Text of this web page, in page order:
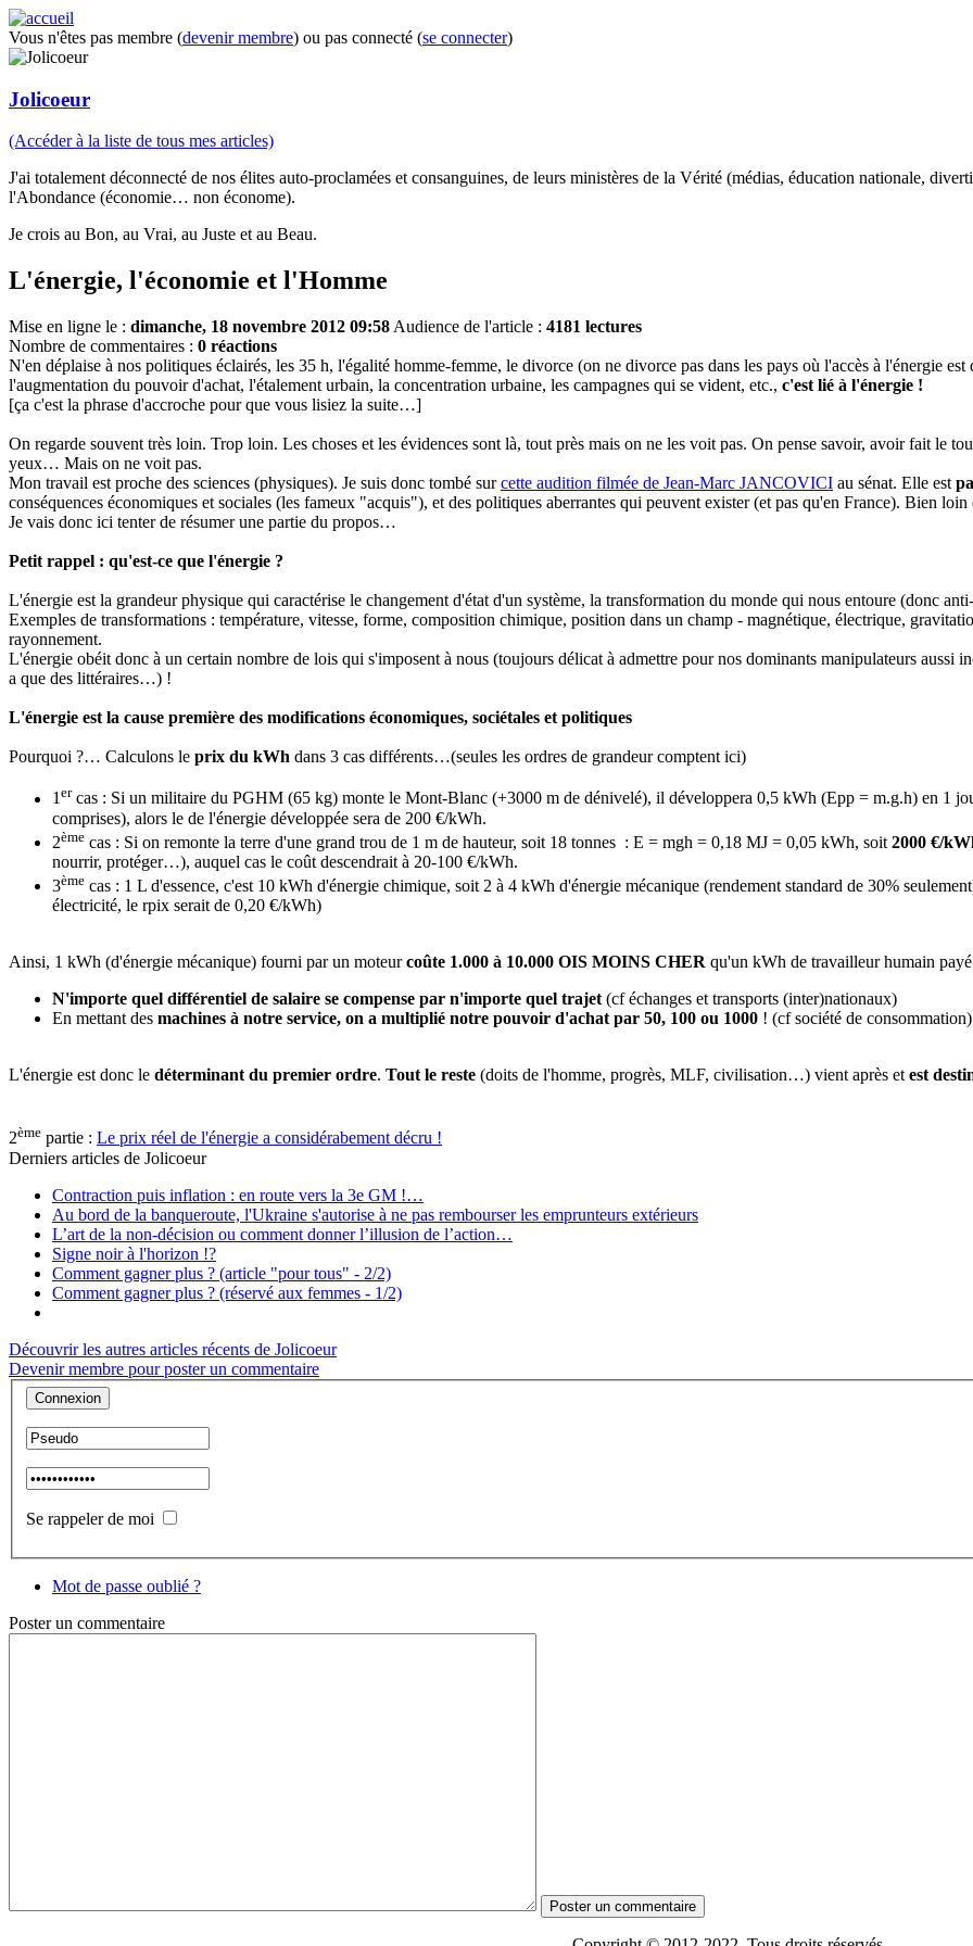
Vous n'êtes pas membre (devenir membre) ou pas connecté (se connecter)
Jolicoeur
(Accéder à la liste de tous mes articles)
J'ai totalement déconnecté de nos élites auto-proclamées et consanguines, de leurs ministères de la Vérité (médias, éducation nationale,
l'Abondance (économie… non économe).
Je crois au Bon, au Vrai, au Juste et au Beau.
L'énergie, l'économie et l'Homme
Mise en ligne le : dimanche, 18 novembre 2012 09:58 Audience de l'article : 4181 lectures
Nombre de commentaires : 0 réactions
N'en déplaise à nos politiques éclairés, les 35 h, l'égalité homme-femme, le divorce (on ne divorce pas dans les pays où l'accès à l'énergie
l'augmentation du pouvoir d'achat, l'étalement urbain, la concentration urbaine, les campagnes qui se vident, etc., c'est lié à l'énergie !
[ça c'est la phrase d'accroche pour que vous lisiez la suite…]
On regarde souvent très loin. Trop loin. Les choses et les évidences sont là, tout près mais on ne les voit pas. On pense savoir, avoir fait le
yeux… Mais on ne voit pas.
Mon travail est proche des sciences (physiques). Je suis donc tombé surcette audition filmée de Jean-Marc JANCOVICI au sénat. Elle est
conséquences économiques et sociales (les fameux "acquis"), et des politiques aberrantes qui peuvent exister (et pas qu'en France). Bien
Je vais donc ici tenter de résumer une partie du propos…
Petit rappel : qu'est-ce que l'énergie ?
L'énergie est la grandeur physique qui caractérise le changement d'état d'un système, la transformation du monde qui nous entoure (donc
Exemples de transformations : température, vitesse, forme, composition chimique, position dans un champ - magnétique, électrique,
rayonnement.
L'énergie obéit donc à un certain nombre de lois qui s'imposent à nous (toujours délicat à admettre pour nos dominants manipulateurs aussi
a que des littéraires…) !
L'énergie est la cause première des modifications économiques, sociétales et politiques
Pourquoi ?… Calculons le prix du kWh dans 3 cas différents…(seules les ordres de grandeur comptent ici)
1ercas : Si un militaire du PGHM (65 kg) monte le Mont-Blanc (+3000 m de dénivelé), il développera 0,5 kWh (Epp = m.g.h) en 1
comprises), alors le de l'énergie développée sera de 200 €/kWh.
2ème cas : Si on remonte la terre d'une grand trou de 1 m de hauteur, soit 18 tonnes : E = mgh = 0,18 MJ = 0,05 kWh, soit 2000 €/
nourrir, protéger…), auquel cas le coût descendrait à 20-100 €/kWh.
3ème cas : 1 L d'essence, c'est 10 kWh d'énergie chimique, soit 2 à 4 kWh d'énergie mécanique (rendement standard de 30%
électricité, le rpix serait de 0,20 €/kWh)
Ainsi, 1 kWh (d'énergie mécanique) fourni par un moteurcoûte 1.000 à 10.000 OIS MOINS CHER qu'un kWh de travailleur humain
N'importe quel différentiel de salaire se compense par n'importe quel trajet (cf échanges et transports (inter)nationaux)
En mettant des machines à notre service, on a multiplié notre pouvoir d'achat par 50, 100 ou 1000 ! (cf société de consommation)
L'énergie est donc le déterminant du premier ordre. Tout le reste (doits de l'homme, progrès, MLF, civilisation…) vient après et est
2ème partie : Le prix réel de l'énergie a considérabement décru !
Derniers articles de Jolicoeur
Contraction puis inflation : en route vers la 3e GM !…
Au bord de la banqueroute, l'Ukraine s'autorise à ne pas rembourser les emprunteurs extérieurs
L’art de la non-décision ou comment donner l’illusion de l’action…
Signe noir à l'horizon !?
Comment gagner plus ? (article "pour tous" - 2/2)
Comment gagner plus ? (réservé aux femmes - 1/2)
Découvrir les autres articles récents de Jolicoeur
Devenir membre pour poster un commentaire
Se rappeler de moi
Mot de passe oublié ?
Posterun commentaire